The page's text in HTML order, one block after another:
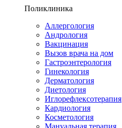
Поликлиника
Аллергология
Андрология
Вакцинация
Вызов врача на дом
Гастроэнтерология
Гинекология
Дерматология
Диетология
Иглорефлексотерапия
Кардиология
Косметология
Мануальная терапия